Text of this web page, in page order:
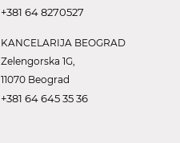
+381 64 8270527
KANCELARIJA BEOGRAD
Zelengorska 1G,
11070 Beograd
+381 64 645 35 36